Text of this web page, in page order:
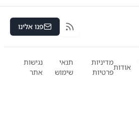
RSS פנו אלינו
אודות
מדיניות
פרטיות
תנאי
שימוש
נגישות
אתר